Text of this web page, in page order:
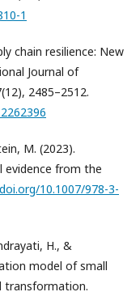
1
chain resilience: New
Journal of
2485–2512.
M. (2023).
evidence from the
10.1007/978-3-
H., &
model of small
transformation.